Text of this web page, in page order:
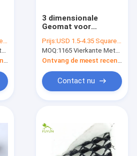
3 dimensionale
Geomat voor
Drainage van
Geocomposite van
de
Bestratingsstichting
Prijs:USD 1.5-4.35 Square Meter
MOQ:1165 Vierkante Meters
Contact nu